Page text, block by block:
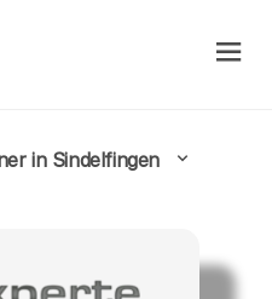
in Sindelfingen